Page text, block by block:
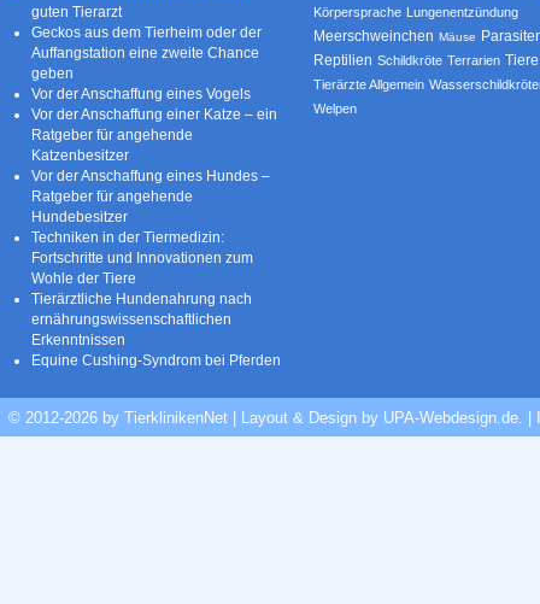
guten Tierarzt
Geckos aus dem Tierheim oder der
Auffangstation eine zweite Chance
geben
Vor der Anschaffung eines Vogels
Vor der Anschaffung einer Katze – ein
Ratgeber für angehende
Katzenbesitzer
Vor der Anschaffung eines Hundes –
Ratgeber für angehende
Hundebesitzer
Techniken in der Tiermedizin:
Fortschritte und Innovationen zum
Wohle der Tiere
Tierärztliche Hundenahrung nach
ernährungswissenschaftlichen
Erkenntnissen
Equine Cushing-Syndrom bei Pferden
Körpersprache Lungenentzündung
Meerschweinchen Mäuse
Reptilien Schildkröte Terrarien Tiere
Tierärzte Allgemein
Welpen
© 2012-2026 by TierklinikenNet | Layout & Design by UPA-Webdesign.de.